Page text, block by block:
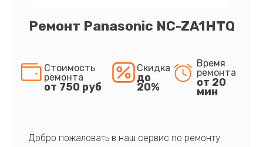
Ремонт Panasonic NC-ZA1HTQ
Стоимость
ремонта
от 750 руб
Скидка
до
20%
Время
ремонта
от 20
мин
Добро пожаловать в наш сервис по ремонту